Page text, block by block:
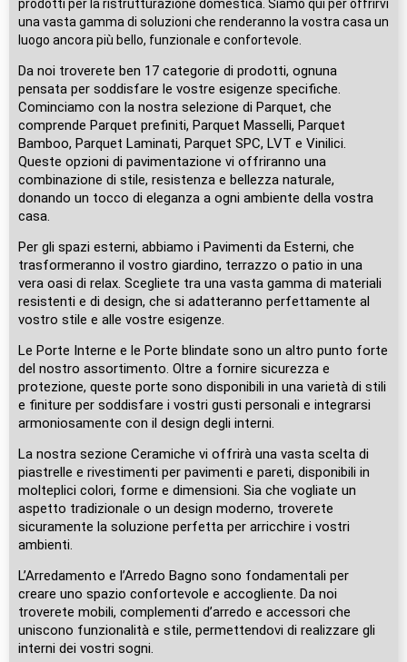
prodotti per la ristrutturazione domestica. Siamo qui per offrirvi
una vasta gamma di soluzioni che renderanno la vostra casa un
luogo ancora più bello, funzionale e confortevole.
Da noi troverete ben 17 categorie di prodotti, ognuna
pensata per soddisfare le vostre esigenze specifiche.
Cominciamo con la nostra selezione di Parquet, che
comprende Parquet prefiniti, Parquet Masselli, Parquet
Bamboo, Parquet Laminati, Parquet SPC, LVT e Vinilici.
Queste opzioni di pavimentazione vi offriranno una
combinazione di stile, resistenza e bellezza naturale,
donando un tocco di eleganza a ogni ambiente della vostra
casa.
Per gli spazi esterni, abbiamo i Pavimenti da Esterni, che
trasformeranno il vostro giardino, terrazzo o patio in una
vera oasi di relax. Scegliete tra una vasta gamma di materiali
resistenti e di design, che si adatteranno perfettamente al
vostro stile e alle vostre esigenze.
Le Porte Interne e le Porte blindate sono un altro punto forte
del nostro assortimento. Oltre a fornire sicurezza e
protezione, queste porte sono disponibili in una varietà di stili
e finiture per soddisfare i vostri gusti personali e integrarsi
armoniosamente con il design degli interni.
La nostra sezione Ceramiche vi offrirà una vasta scelta di
piastrelle e rivestimenti per pavimenti e pareti, disponibili in
molteplici colori, forme e dimensioni. Sia che vogliate un
aspetto tradizionale o un design moderno, troverete
sicuramente la soluzione perfetta per arricchire i vostri
ambienti.
L’Arredamento e l’Arredo Bagno sono fondamentali per
creare uno spazio confortevole e accogliente. Da noi
troverete mobili, complementi d’arredo e accessori che
uniscono funzionalità e stile, permettendovi di realizzare gli
interni dei vostri sogni.